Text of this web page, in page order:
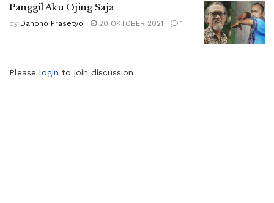
Panggil Aku Ojing Saja
by Dahono Prasetyo 20 OKTOBER 2021 1
Please login to join discussion